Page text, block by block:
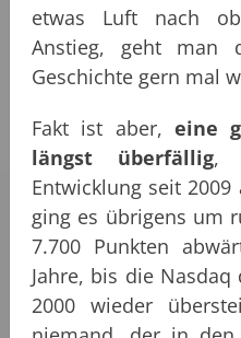
etwas Luft nach
Anstieg, geht man
Geschichte gern mal
Fakt ist aber, eine
längst überfällig,
Entwicklung seit 2009
ging es übrigens um
7.700 Punkten
Jahre, bis die
2000 wieder